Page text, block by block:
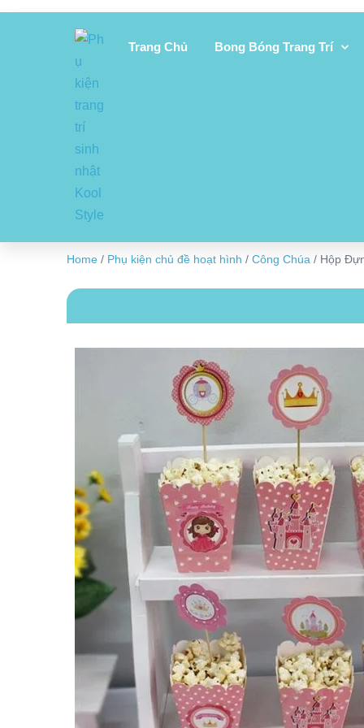
Trang Chủ Bong Bóng Trang Trí
Home / Phụ kiện chủ đề hoạt hình / Công Chúa / Hộp